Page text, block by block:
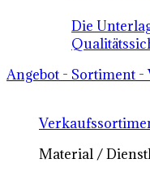
Die
Angebot - Sortiment -
Material /